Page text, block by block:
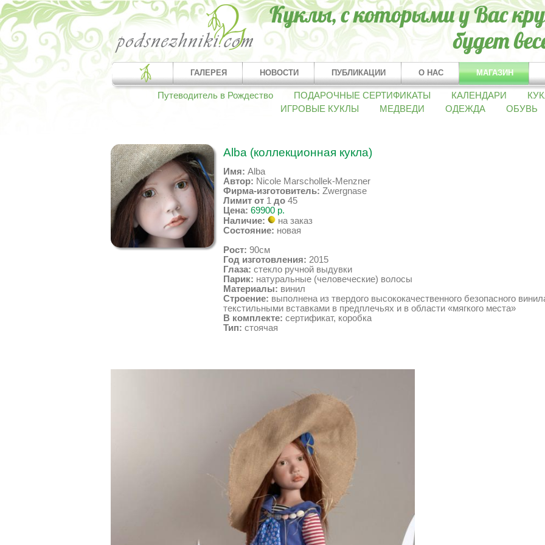
ГАЛЕРЕЯ НОВОСТИ ПУБЛИКАЦИИ О НАС МАГАЗИН
Путеводитель в Рождество ПОДАРОЧНЫЕ СЕРТИФИКАТЫ КАЛЕНДАРИ
ИГРОВЫЕ КУКЛЫ
МЕДВЕДИ ОДЕЖДА ОБУВЬ
Alba (коллекционная кукла)
Имя: Alba
Автор: Nicole Marschollek-Menzner
Фирма-изготовитель: Zwergnase
Лимит от 1 до 45
Цена: 69900 р.
Наличие:
на заказ
Состояние: новая
Рост: 90см
Год изготовления: 2015
Глаза: стекло ручной выдувки
Парик: натуральные (человеческие) волосы
Материалы: винил
Строение: выполнена из твердого высококачественного безопасного
текстильными вставками в предплечьях и в области «мягкого места»
В комплекте: сертификат, коробка
Тип: стоячая